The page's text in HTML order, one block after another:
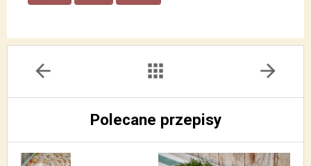
arrow_back arrow_forward
apps
Polecane przepisy